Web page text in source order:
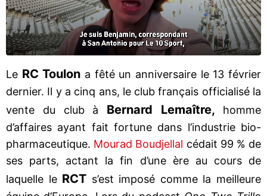
Le RC Toulon a fêté un anniversaire le 13 février
dernier. Il y a cinq ans, le club français officialisé la
vente du club à Bernard Lemaître,
homme
d’affaires ayant fait fortune dans l’industrie bio-
pharmaceutique. Mourad Boudjellal cédait 99 % de
ses parts, actant la fin d’une ère au cours de
laquelle le RCT s’est imposé comme la meilleure